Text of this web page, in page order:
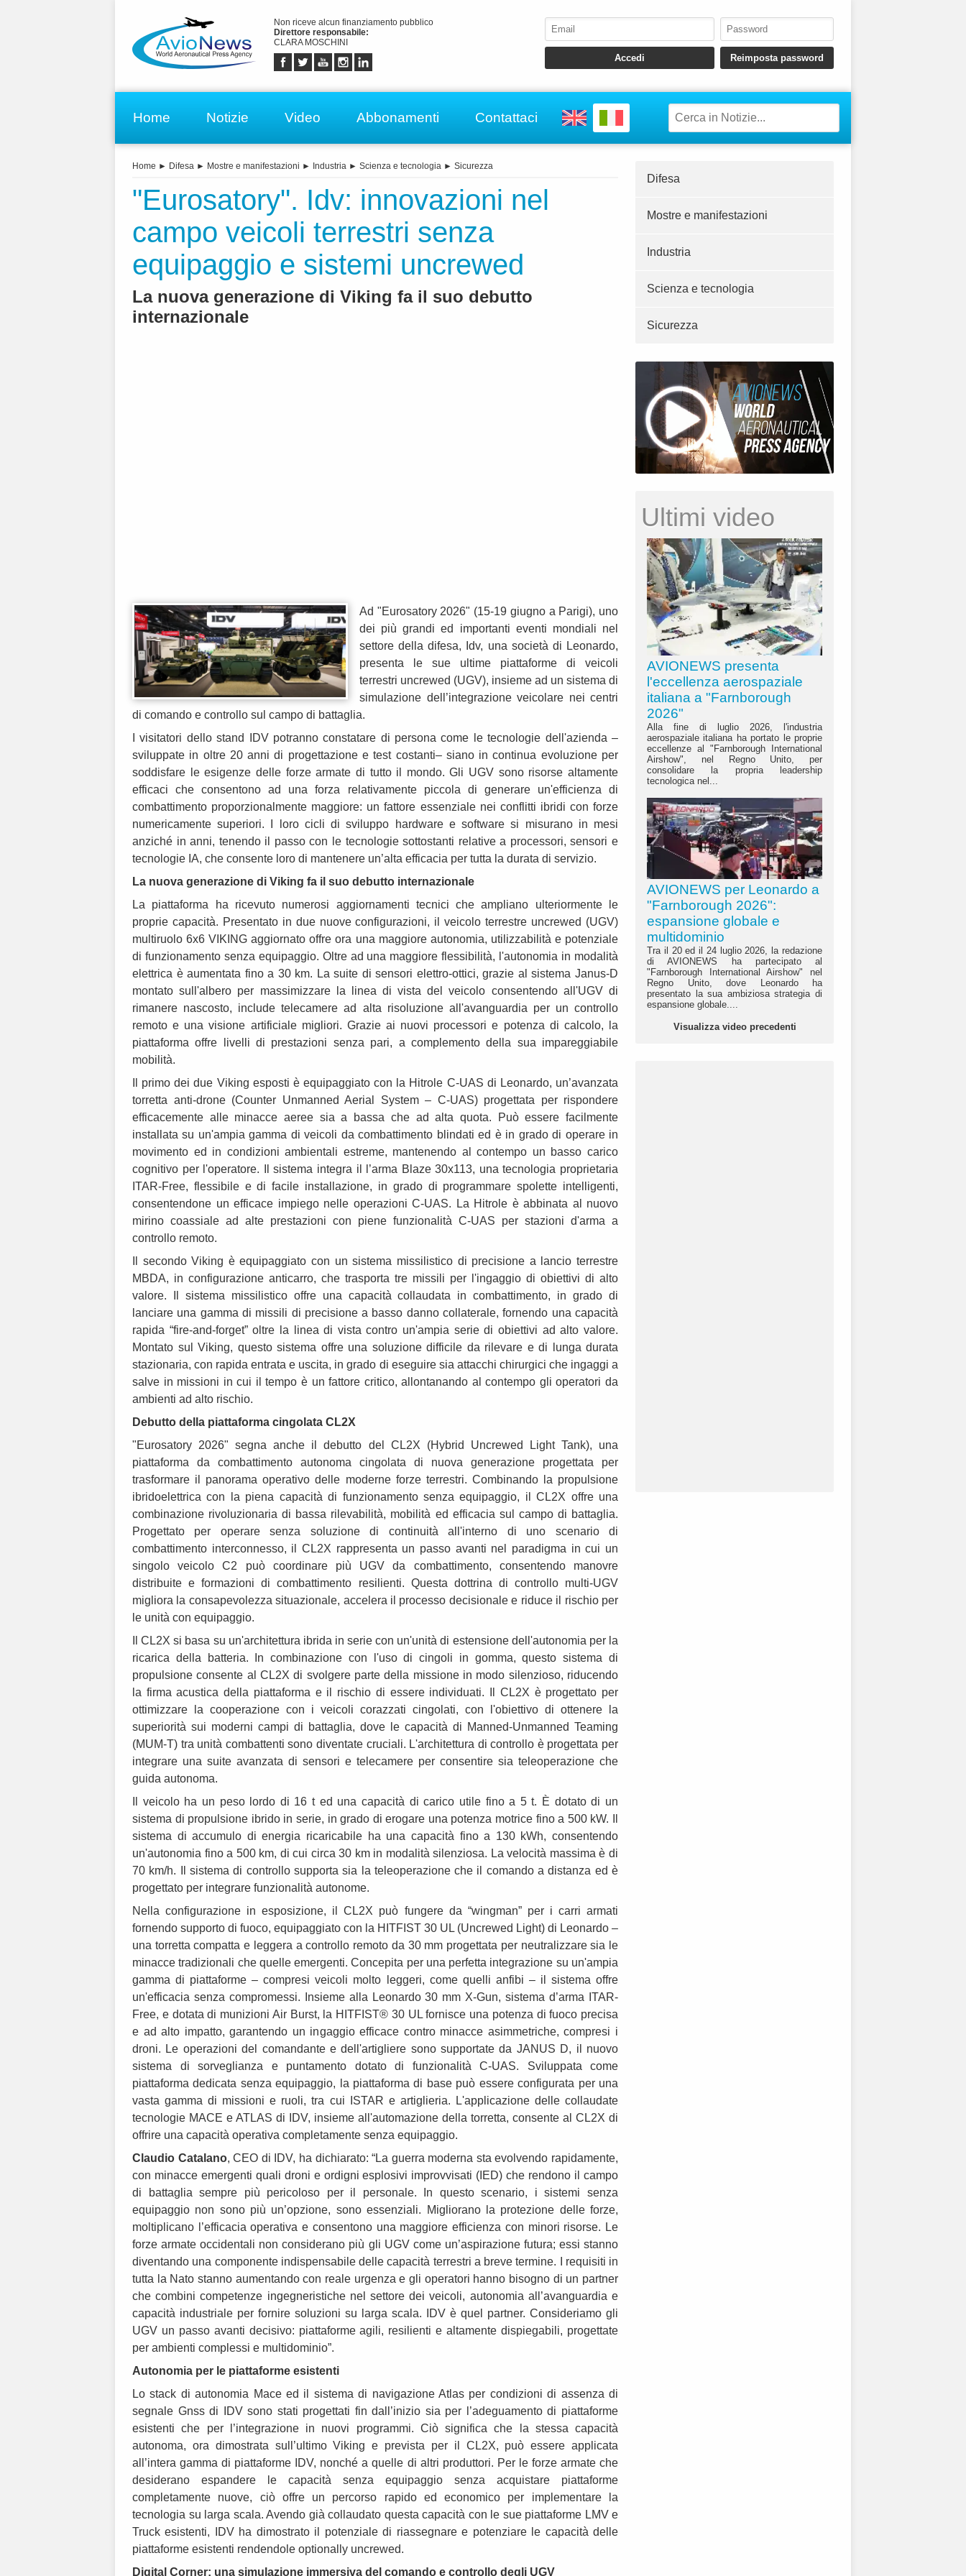
Non riceve alcun finanziamento pubblico
Direttore responsabile:
CLARA MOSCHINI
Home Notizie Video Abbonamenti Contattaci
Home ► Difesa ► Mostre e manifestazioni ► Industria ► Scienza e tecnologia ► Sicurezza
"Eurosatory". Idv: innovazioni nel
campo veicoli terrestri senza
equipaggio e sistemi uncrewed
La nuova generazione di Viking fa il suo debutto
internazionale
Ad "Eurosatory 2026" (15-19 giugno a Parigi), uno
dei più grandi ed importanti eventi mondiali nel
settore della difesa, Idv, una società di Leonardo,
presenta le sue ultime piattaforme di veicoli
terrestri uncrewed (UGV), insieme ad un sistema di
simulazione dell’integrazione veicolare nei centri
di comando e controllo sul campo di battaglia.
I visitatori dello stand IDV potranno constatare di persona come le tecnologie dell'azienda –
sviluppate in oltre 20 anni di progettazione e test costanti– siano in continua evoluzione per
soddisfare le esigenze delle forze armate di tutto il mondo. Gli UGV sono risorse altamente
efficaci che consentono ad una forza relativamente piccola di generare un'efficienza di
combattimento proporzionalmente maggiore: un fattore essenziale nei conflitti ibridi con forze
numericamente superiori. I loro cicli di sviluppo hardware e software si misurano in mesi
anziché in anni, tenendo il passo con le tecnologie sottostanti relative a processori, sensori e
tecnologie IA, che consente loro di mantenere un’alta efficacia per tutta la durata di servizio.
La nuova generazione di Viking fa il suo debutto internazionale
La piattaforma ha ricevuto numerosi aggiornamenti tecnici che ampliano ulteriormente le
proprie capacità. Presentato in due nuove configurazioni, il veicolo terrestre uncrewed (UGV)
multiruolo 6x6 VIKING aggiornato offre ora una maggiore autonomia, utilizzabilità e potenziale
di funzionamento senza equipaggio. Oltre ad una maggiore flessibilità, l'autonomia in modalità
elettrica è aumentata fino a 30 km. La suite di sensori elettro-ottici, grazie al sistema Janus-D
montato sull'albero per massimizzare la linea di vista del veicolo consentendo all'UGV di
rimanere nascosto, include telecamere ad alta risoluzione all'avanguardia per un controllo
remoto e una visione artificiale migliori. Grazie ai nuovi processori e potenza di calcolo, la
piattaforma offre livelli di prestazioni senza pari, a complemento della sua impareggiabile
mobilità.
Il primo dei due Viking esposti è equipaggiato con la Hitrole C-UAS di Leonardo, un’avanzata
torretta anti-drone (Counter Unmanned Aerial System – C-UAS) progettata per rispondere
efficacemente alle minacce aeree sia a bassa che ad alta quota. Può essere facilmente
installata su un'ampia gamma di veicoli da combattimento blindati ed è in grado di operare in
movimento ed in condizioni ambientali estreme, mantenendo al contempo un basso carico
cognitivo per l'operatore. Il sistema integra il l’arma Blaze 30x113, una tecnologia proprietaria
ITAR-Free, flessibile e di facile installazione, in grado di programmare spolette intelligenti,
consentendone un efficace impiego nelle operazioni C-UAS. La Hitrole è abbinata al nuovo
mirino coassiale ad alte prestazioni con piene funzionalità C-UAS per stazioni d'arma a
controllo remoto.
Il secondo Viking è equipaggiato con un sistema missilistico di precisione a lancio terrestre
MBDA, in configurazione anticarro, che trasporta tre missili per l'ingaggio di obiettivi di alto
valore. Il sistema missilistico offre una capacità collaudata in combattimento, in grado di
lanciare una gamma di missili di precisione a basso danno collaterale, fornendo una capacità
rapida “fire-and-forget” oltre la linea di vista contro un'ampia serie di obiettivi ad alto valore.
Montato sul Viking, questo sistema offre una soluzione difficile da rilevare e di lunga durata
stazionaria, con rapida entrata e uscita, in grado di eseguire sia attacchi chirurgici che ingaggi a
salve in missioni in cui il tempo è un fattore critico, allontanando al contempo gli operatori da
ambienti ad alto rischio.
Debutto della piattaforma cingolata CL2X
"Eurosatory 2026" segna anche il debutto del CL2X (Hybrid Uncrewed Light Tank), una
piattaforma da combattimento autonoma cingolata di nuova generazione progettata per
trasformare il panorama operativo delle moderne forze terrestri. Combinando la propulsione
ibridoelettrica con la piena capacità di funzionamento senza equipaggio, il CL2X offre una
combinazione rivoluzionaria di bassa rilevabilità, mobilità ed efficacia sul campo di battaglia.
Progettato per operare senza soluzione di continuità all'interno di uno scenario di
combattimento interconnesso, il CL2X rappresenta un passo avanti nel paradigma in cui un
singolo veicolo C2 può coordinare più UGV da combattimento, consentendo manovre
distribuite e formazioni di combattimento resilienti. Questa dottrina di controllo multi-UGV
migliora la consapevolezza situazionale, accelera il processo decisionale e riduce il rischio per
le unità con equipaggio.
Il CL2X si basa su un'architettura ibrida in serie con un'unità di estensione dell'autonomia per la
ricarica della batteria. In combinazione con l'uso di cingoli in gomma, questo sistema di
propulsione consente al CL2X di svolgere parte della missione in modo silenzioso, riducendo
la firma acustica della piattaforma e il rischio di essere individuati. Il CL2X è progettato per
ottimizzare la cooperazione con i veicoli corazzati cingolati, con l'obiettivo di ottenere la
superiorità sui moderni campi di battaglia, dove le capacità di Manned-Unmanned Teaming
(MUM-T) tra unità combattenti sono diventate cruciali. L'architettura di controllo è progettata per
integrare una suite avanzata di sensori e telecamere per consentire sia teleoperazione che
guida autonoma.
Il veicolo ha un peso lordo di 16 t ed una capacità di carico utile fino a 5 t. È dotato di un
sistema di propulsione ibrido in serie, in grado di erogare una potenza motrice fino a 500 kW. Il
sistema di accumulo di energia ricaricabile ha una capacità fino a 130 kWh, consentendo
un'autonomia fino a 500 km, di cui circa 30 km in modalità silenziosa. La velocità massima è di
70 km/h. Il sistema di controllo supporta sia la teleoperazione che il comando a distanza ed è
progettato per integrare funzionalità autonome.
Nella configurazione in esposizione, il CL2X può fungere da “wingman” per i carri armati
fornendo supporto di fuoco, equipaggiato con la HITFIST 30 UL (Uncrewed Light) di Leonardo –
una torretta compatta e leggera a controllo remoto da 30 mm progettata per neutralizzare sia le
minacce tradizionali che quelle emergenti. Concepita per una perfetta integrazione su un'ampia
gamma di piattaforme – compresi veicoli molto leggeri, come quelli anfibi – il sistema offre
un'efficacia senza compromessi. Insieme alla Leonardo 30 mm X-Gun, sistema d’arma ITAR-
Free, e dotata di munizioni Air Burst, la HITFIST® 30 UL fornisce una potenza di fuoco precisa
e ad alto impatto, garantendo un ingaggio efficace contro minacce asimmetriche, compresi i
droni. Le operazioni del comandante e dell'artigliere sono supportate da JANUS D, il nuovo
sistema di sorveglianza e puntamento dotato di funzionalità C-UAS. Sviluppata come
piattaforma dedicata senza equipaggio, la piattaforma di base può essere configurata per una
vasta gamma di missioni e ruoli, tra cui ISTAR e artiglieria. L'applicazione delle collaudate
tecnologie MACE e ATLAS di IDV, insieme all'automazione della torretta, consente al CL2X di
offrire una capacità operativa completamente senza equipaggio.
Claudio Catalano, CEO di IDV, ha dichiarato: “La guerra moderna sta evolvendo rapidamente,
con minacce emergenti quali droni e ordigni esplosivi improvvisati (IED) che rendono il campo
di battaglia sempre più pericoloso per il personale. In questo scenario, i sistemi senza
equipaggio non sono più un’opzione, sono essenziali. Migliorano la protezione delle forze,
moltiplicano l’efficacia operativa e consentono una maggiore efficienza con minori risorse. Le
forze armate occidentali non considerano più gli UGV come un’aspirazione futura; essi stanno
diventando una componente indispensabile delle capacità terrestri a breve termine. I requisiti in
tutta la Nato stanno aumentando con reale urgenza e gli operatori hanno bisogno di un partner
che combini competenze ingegneristiche nel settore dei veicoli, autonomia all’avanguardia e
capacità industriale per fornire soluzioni su larga scala. IDV è quel partner. Consideriamo gli
UGV un passo avanti decisivo: piattaforme agili, resilienti e altamente dispiegabili, progettate
per ambienti complessi e multidominio”.
Autonomia per le piattaforme esistenti
Lo stack di autonomia Mace ed il sistema di navigazione Atlas per condizioni di assenza di
segnale Gnss di IDV sono stati progettati fin dall’inizio sia per l’adeguamento di piattaforme
esistenti che per l’integrazione in nuovi programmi. Ciò significa che la stessa capacità
autonoma, ora dimostrata sull’ultimo Viking e prevista per il CL2X, può essere applicata
all’intera gamma di piattaforme IDV, nonché a quelle di altri produttori. Per le forze armate che
desiderano espandere le capacità senza equipaggio senza acquistare piattaforme
completamente nuove, ciò offre un percorso rapido ed economico per implementare la
tecnologia su larga scala. Avendo già collaudato questa capacità con le sue piattaforme LMV e
Truck esistenti, IDV ha dimostrato il potenziale di riassegnare e potenziare le capacità delle
piattaforme esistenti rendendole optionally uncrewed.
Digital Corner: una simulazione immersiva del comando e controllo degli UGV
Difesa
Mostre e manifestazioni
Industria
Scienza e tecnologia
Sicurezza
Ultimi video
AVIONEWS presenta
l'eccellenza aerospaziale
italiana a "Farnborough
2026"
Alla fine di luglio 2026, l'industria
aerospaziale italiana ha portato le proprie
eccellenze al "Farnborough International
Airshow", nel Regno Unito, per
consolidare la propria leadership
tecnologica nel...
AVIONEWS per Leonardo a
"Farnborough 2026":
espansione globale e
multidominio
Tra il 20 ed il 24 luglio 2026, la redazione
di AVIONEWS ha partecipato al
"Farnborough International Airshow" nel
Regno Unito, dove Leonardo ha
presentato la sua ambiziosa strategia di
espansione globale....
Visualizza video precedenti